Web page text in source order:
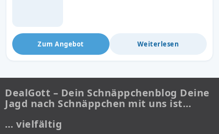
Zum Angebot Weiterlesen
DealGott – Dein Schnäppchenblog Deine
Jagd nach Schnäppchen mit uns ist…
… vielfältig